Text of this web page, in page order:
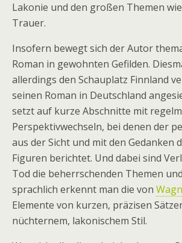
Lakonie und den großen Themen
Trauer.
Insofern bewegt sich der Autor
Roman in gewohnten Gefilden.
allerdings den Schauplatz Finnland
seinen Roman in Deutschland
setzt auf kurze Abschnitte mit
Perspektivwechseln, bei denen der
aus der Sicht und mit den Gedanken
Figuren berichtet. Und dabei sind
Tod die beherrschenden Themen
sprachlich erkennt man die von
Elemente von kurzen, präzisen
nüchternem, lakonischem Stil.